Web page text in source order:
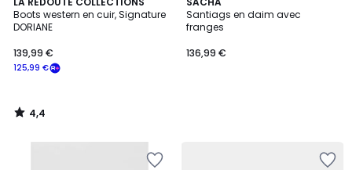
Boots western en cuir, Signature
DORIANE
125,99 €
139,99 €
/ 5
4,4
/
Santiags en daim avec
franges
136,99 €